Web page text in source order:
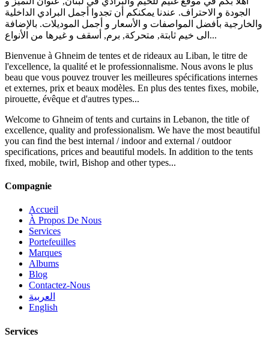
الجودة و الاحتراف. عندنا يمكنكم أن تجدوا أجمل البرادي الداخلية
والخارجية بأفضل المواصفات و الأسعار و أجمل الموديلات. بالإضافة
الى خيم ثابتة, متحركة, برم, أسقف و غيرها من الأنواع...
Bienvenue à Ghneim de tentes et de rideaux au Liban, le titre de
l'excellence, la qualité et le professionnalisme. Nous avons le plus
beau que vous pouvez trouver les meilleures spécifications internes
et externes, prix et beaux modèles. En plus des tentes fixes, mobile,
pirouette, évêque et d'autres types...
Welcome to Ghneim of tents and curtains in Lebanon, the title of
excellence, quality and professionalism. We have the most beautiful
you can find the best internal / indoor and external / outdoor
specifications, prices and beautiful models. In addition to the tents
fixed, mobile, twirl, Bishop and other types...
Compagnie
Accueil
À Propos De Nous
Services
Portefeuilles
Marques
Albums
Blog
Contactez-Nous
العربية
English
Services